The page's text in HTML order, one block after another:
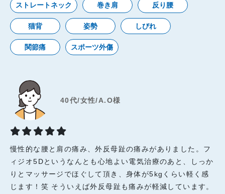
ストレートネック 巻き肩 反り腰
猫背 姿勢 しびれ
関節痛 スポーツ外傷
40代/女性/A.O様
慢性的な腰と肩の痛み、外反母趾の痛みがありました。フ
ィジオ5Dというなんとも心地よい電気治療のあと、しっか
りとマッサージでほぐして頂き、身体が5kgくらい軽く感
じます！笑 そういえば外反母趾も痛みが軽減しています。